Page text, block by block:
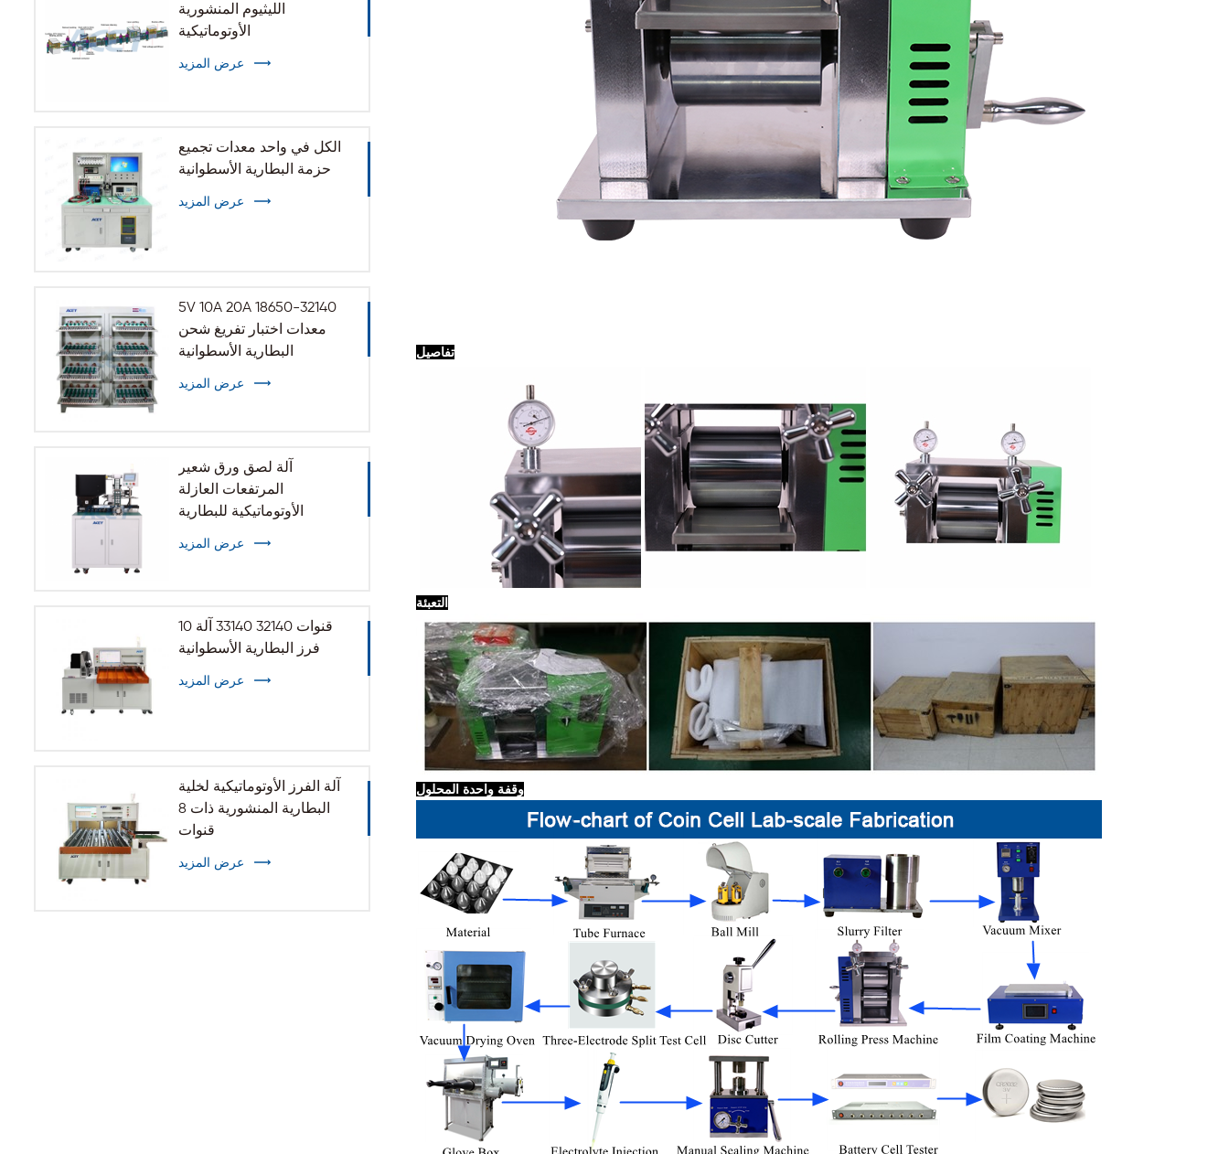
الليثيوم المنشورية
الأوتوماتيكية
عرض المزيد
الكل في واحد معدات تجميع
حزمة البطارية الأسطوانية
عرض المزيد
5V 10A 20A 18650-32140
معدات اختبار تفريغ شحن
البطارية الأسطوانية
عرض المزيد
آلة لصق ورق شعير
المرتفعات العازلة
الأوتوماتيكية للبطارية
عرض المزيد
10 قنوات 32140 33140 آلة
فرز البطارية الأسطوانية
عرض المزيد
آلة الفرز الأوتوماتيكية لخلية
البطارية المنشورية ذات 8
قنوات
عرض المزيد
تفاصيل
التعبئة
وقفة واحدة المحلول